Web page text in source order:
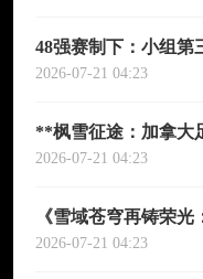
48强赛制下：小组第
槛推演
2026-07-21 04:23
**枫雪征途：加拿大
2026-07-21 04:23
《雪域苍穹再铸荣光
2026-07-21 04:23